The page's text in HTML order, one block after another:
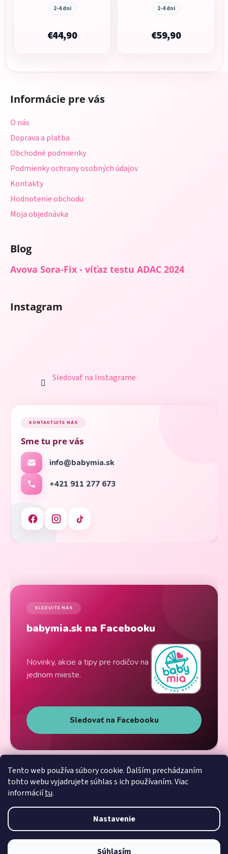
Tento web používa súbory cookie. Ďalším prechádzaním
tohto webu vyjadrujete súhlas s ich používaním. Viac
informáciítu.
Nastavenie
Súhlasím
2-4 dni
€44,90
2-4 dni
€59,90
Informácie pre vás
O nás
Doprava a platba
Obchodné podmienky
Podmienky ochrany osobných údajov
Kontakty
Hodnotenie obchodu
Moja objednávka
Blog
Avova Sora-Fix - víťaz testu ADAC 2024
Instagram
Sledovať na Instagrame
KONTAKTUJTE NÁS
Sme tu pre vás
info@babymia.sk
+421 911 277 673
SLEDUJTE NÁS
babymia.sk na Facebooku
Novinky, akcie a tipy pre rodičov na
jednom mieste.
Sledovať na Facebooku